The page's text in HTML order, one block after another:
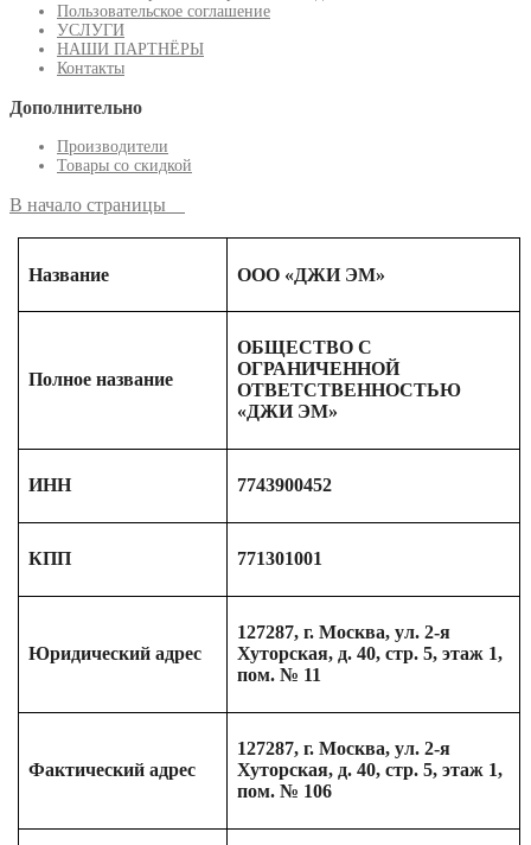
Пользовательское соглашение
УСЛУГИ
НАШИ ПАРТНЁРЫ
Контакты
Дополнительно
Производители
Товары со скидкой
В начало страницы
Название ООО «ДЖИ ЭМ»
Полное название
ОБЩЕСТВО С
ОГРАНИЧЕННОЙ
ОТВЕТСТВЕННОСТЬЮ
«ДЖИ ЭМ»
ИНН 7743900452
КПП 771301001
Юридический адрес
127287, г. Москва, ул. 2-я
Хуторская, д. 40, стр. 5, этаж 1,
пом. № 11
Фактический адрес
127287, г. Москва, ул. 2-я
Хуторская, д. 40, стр. 5, этаж 1,
пом. № 106